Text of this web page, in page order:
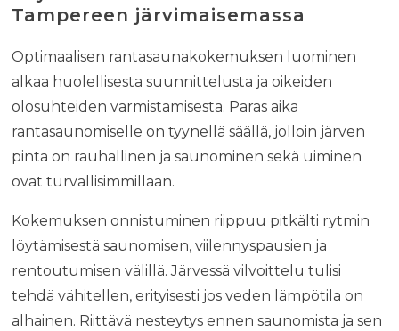
Tampereen järvimaisemassa
Optimaalisen rantasaunakokemuksen luominen
alkaa huolellisesta suunnittelusta ja oikeiden
olosuhteiden varmistamisesta. Paras aika
rantasaunomiselle on tyynellä säällä, jolloin järven
pinta on rauhallinen ja saunominen sekä uiminen
ovat turvallisimmillaan.
Kokemuksen onnistuminen riippuu pitkälti rytmin
löytämisestä saunomisen, viilennyspausien ja
rentoutumisen välillä. Järvessä vilvoittelu tulisi
tehdä vähitellen, erityisesti jos veden lämpötila on
alhainen. Riittävä nesteytys ennen saunomista ja sen